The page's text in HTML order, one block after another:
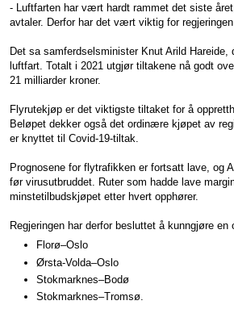
- Luftfarten har vært hardt rammet det siste
avtaler. Derfor har det vært viktig for
Det sa samferdselsminister Knut Arild
luftfart. Totalt i 2021 utgjør tiltakene nå godt
21 milliarder kroner.
Flyrutekjøp er det viktigste tiltaket for å
Beløpet dekker også det ordinære kjøpet av
er knyttet til Covid-19-tiltak.
Prognosene for flytrafikken er fortsatt lave, og
før virusutbruddet. Ruter som hadde lave
minstetilbudskjøpet etter hvert opphører.
Regjeringen har derfor besluttet å kunngjøre
Florø–Oslo
Ørsta-Volda–Oslo
Stokmarknes–Bodø
Stokmarknes–Tromsø.